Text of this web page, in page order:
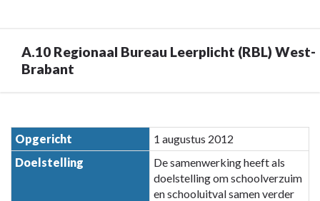
A.10 Regionaal Bureau Leerplicht (RBL) West-
Brabant
naar
navigatie
Opgericht
1 augustus 2012
Doelstelling
De samenwerking heeft als
doelstelling om schoolverzuim
en schooluitval samen verder